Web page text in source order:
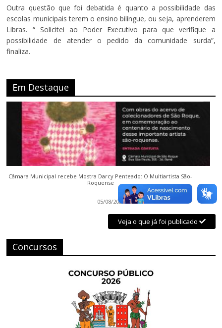
Outra questão que foi debatida é quanto a possibilidade das
escolas municipais terem o ensino bilíngue, ou seja, aprenderem
Libras. “ Solicitei ao Poder Executivo para que verifique a
possibilidade de atender o pedido da comunidade surda”,
finaliza.
Em Destaque
Câmara Municipal recebe Mostra Darcy Penteado: O Multiartista São-
Roquense
05/08/2026
Veja o que já foi publicado
Concursos